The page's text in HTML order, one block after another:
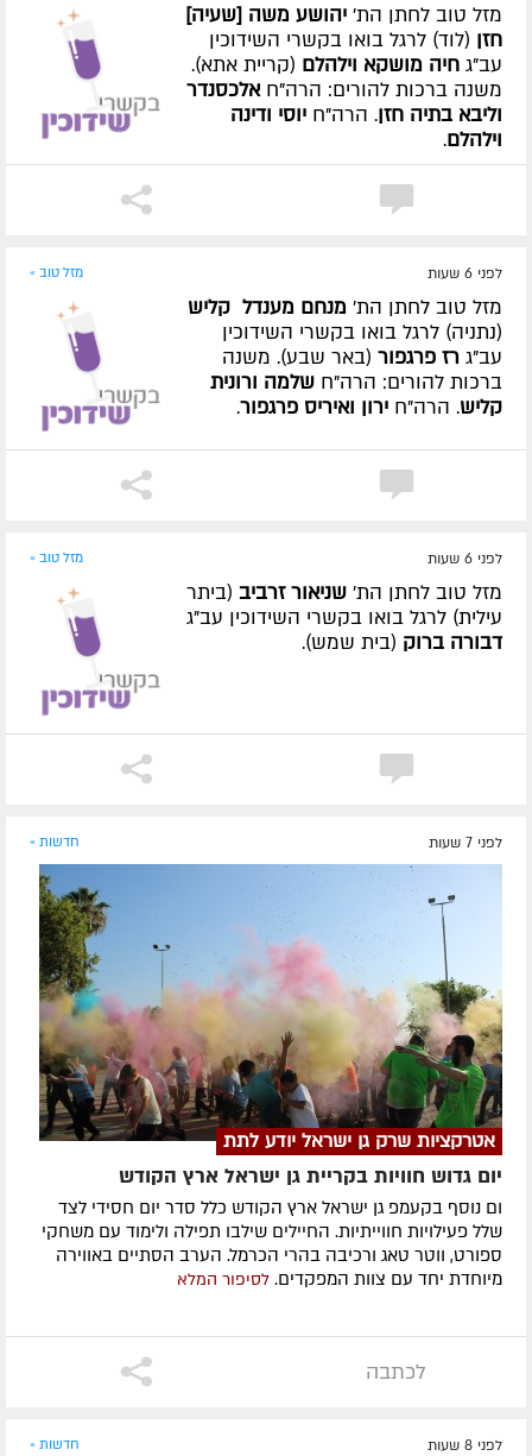
מזל טוב לחתן הת' יהושע משה [שעיה]
חזן (לוד) לרגל בואו בקשרי השידוכין
עב"ג חיה מושקא וילהלם (קריית אתא).
משנה ברכות להורים: הרה"חאלכסנדר
וליבא בתיה חזן. הרה"ח יוסי ודינה
וילהלם.
לפני 6 שעות מזל טוב »
מזל טוב לחתן הת' מנחם מענדל קליש
(נתניה) לרגל בואו בקשרי השידוכין
עב"ג רז פרגפור (באר שבע). משנה
ברכות להורים: הרה"ח שלמה ורונית
קליש. הרה"ח ירון ואיריס פרגפור.
לפני 6 שעות מזל טוב »
מזל טוב לחתן הת' שניאור זרביב (ביתר
עילית) לרגל בואו בקשרי השידוכין עב"ג
דבורה ברוק (בית שמש).
לפני 7 שעות חדשות »
אטרקציות שרק גן ישראל יודע לתת
יום גדוש חוויות בקריית גן ישראל ארץ הקודש
ום נוסף בקעמפ גן ישראל ארץ הקודש כלל סדר יום חסידי לצד
שלל פעילויות חווייתיות. החיילים שילבו תפילה ולימוד עם משחקי
ספורט, ווטר טאג ורכיבה בהרי הכרמל. הערב הסתיים באווירה
מיוחדת יחד עם צוות המפקדים. לסיפור המלא
לכתבה
לפני 8 שעות חדשות »